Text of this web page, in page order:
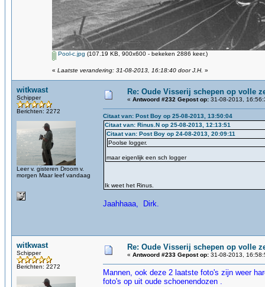
Pool-c.jpg (107.19 KB, 900x600 - bekeken 2886 keer.)
« Laatste verandering: 31-08-2013, 16:18:40 door J.H. »
witkwast
Schipper
Berichten: 2272
Leer v. gisteren Droom v.
morgen Maar leef vandaag
Re: Oude Visserij schepen op volle
« Antwoord #232 Gepost op: 31-08-2013,
Citaat van: Post Boy op 25-08-2013, 13:50:04
Citaat van: Rinus.N op 25-08-2013, 12:13:51
Citaat van: Post Boy op 24-08-2013, 20:09:11
Poolse logger.
maar eigenlijk een sch logger
Ik weet het Rinus.
Jaahhaaa, Dirk.
witkwast
Schipper
Berichten: 2272
Re: Oude Visserij schepen op volle
« Antwoord #233 Gepost op: 31-08-2013,
Mannen, ook deze 2 laatste foto's zijn weer
foto's op uit oude schoenendozen .